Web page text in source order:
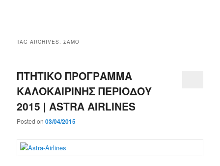
TAG ARCHIVES:ΣΑΜΟ
ΠΤΗΤΙΚΟ ΠΡΟΓΡΑΜΜΑ
ΚΑΛΟΚΑΙΡΙΝΗΣ ΠΕΡΙΟΔΟΥ
2015 | ASTRA AIRLINES
Posted on03/04/2015